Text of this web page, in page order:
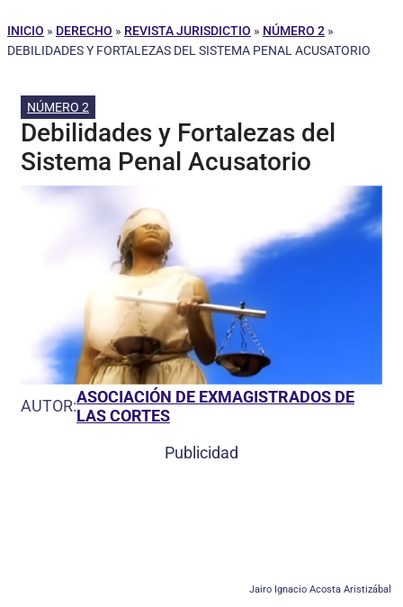
INICIO » DERECHO » REVISTA JURISDICTIO » NÚMERO 2 »
DEBILIDADES Y FORTALEZAS DEL SISTEMA PENAL ACUSATORIO
NÚMERO 2
Debilidades y Fortalezas del
Sistema Penal Acusatorio
AUTOR:ASOCIACIÓN DE EXMAGISTRADOS DE
LAS CORTES
Publicidad
Jairo Ignacio Acosta Aristizábal